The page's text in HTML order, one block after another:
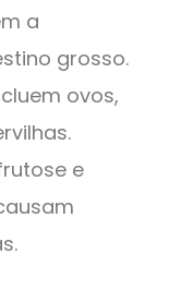
a
grosso.
ovos,
e